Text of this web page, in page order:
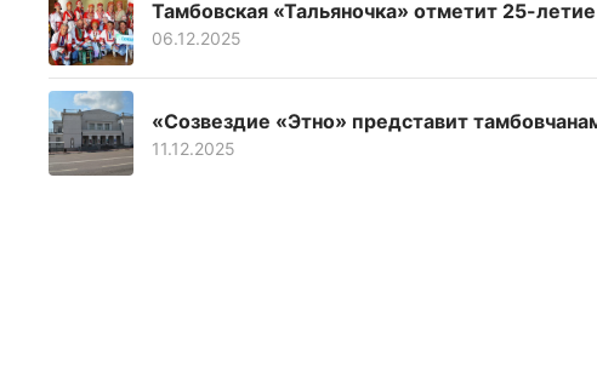
Тамбовская «Тальяночка» отметит 25-
06.12.2025
«Созвездие «Этно» представит
11.12.2025